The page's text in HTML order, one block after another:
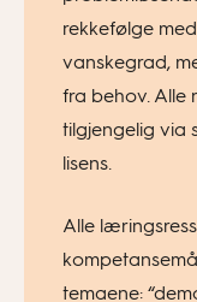
rekkefølge
vanskegrad,
fra behov. Alle
tilgjengelig via
lisens.
Alle
temaene: